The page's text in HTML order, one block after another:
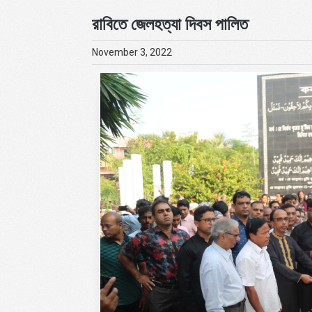
রাবিতে জেলহত্যা দিবস পালিত
November 3, 2022